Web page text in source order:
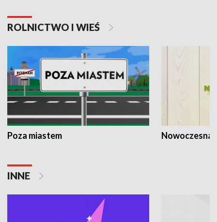
ROLNICTWO I WIEŚ
Poza miastem Nowoczesna
INNE